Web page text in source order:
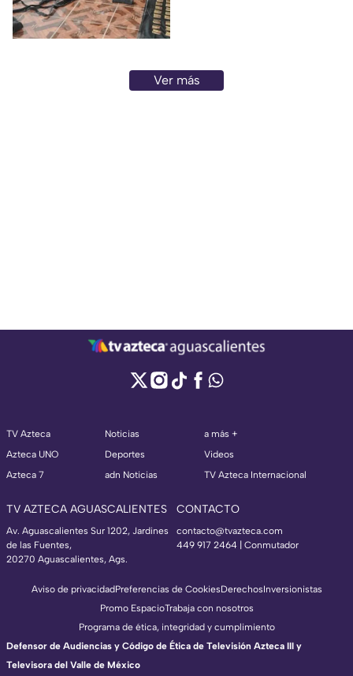
Ver más
TV Azteca
Azteca UNO
Azteca 7
Noticias
Deportes
adn Noticias
a más +
Videos
TV Azteca Internacional
TV AZTECA AGUASCALIENTES
Av. Aguascalientes Sur 1202, Jardines
de las Fuentes,
20270 Aguascalientes, Ags.
CONTACTO
contacto@tvazteca.com
449 917 2464 | Conmutador
Aviso de privacidadPreferencias de CookiesDerechosInversionistas
Promo EspacioTrabaja con nosotros
Programa de ética, integridad y cumplimiento
Defensor de Audiencias y Código de Ética de Televisión Azteca III y
Televisora del Valle de México